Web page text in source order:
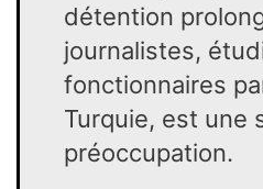
détention
journalistes,
fonctionnaires
Turquie, est une
préoccupation.